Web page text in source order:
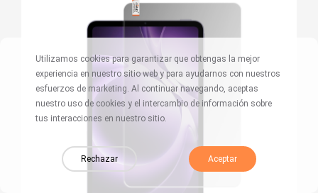
Utilizamos cookies para garantizar que obtengas la mejor
experiencia en nuestro sitio web y para ayudarnos con nuestros
esfuerzos de marketing. Al continuar navegando, aceptas
nuestro uso de cookies y el intercambio de información sobre
tus interacciones en nuestro sitio.
Rechazar Aceptar